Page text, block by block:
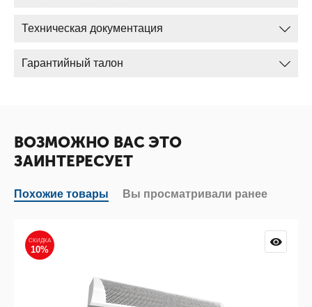
Техническая документация
Гарантийный талон
ВОЗМОЖНО ВАС ЭТО
ЗАИНТЕРЕСУЕТ
Похожие товары Вы просматривали ранее
СКИДКА
10%